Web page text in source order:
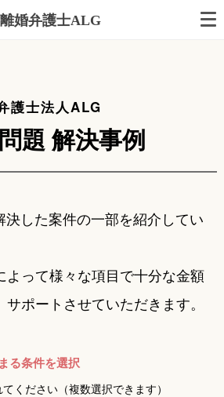
離婚弁護士ALG
護士法人ALG
題 解決事例
した案件の一部を紹介してい
よって様々な項目で十分な金額
ポートさせていただきます。
る条件を選択
ください（複数選択できます）